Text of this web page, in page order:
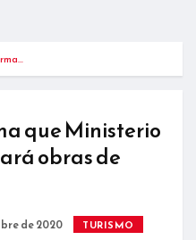
que Ministerio
obras de
de 2020 TURISMO